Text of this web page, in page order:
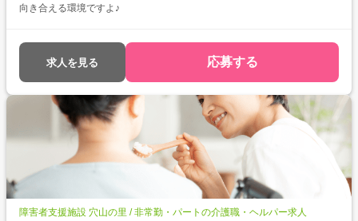
向き合える環境ですよ♪
求人を見る 応募する
障害者支援施設 穴山の里 / 非常勤・パートの介護職・ヘルパー求人